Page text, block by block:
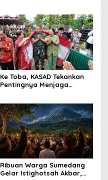
Ke Toba, KASAD Tekankan
Pentingnya Menjaga
Ribuan Warga Sumedang
Gelar Istighotsah Akbar,